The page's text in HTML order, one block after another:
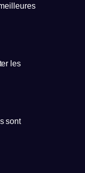
les
sont